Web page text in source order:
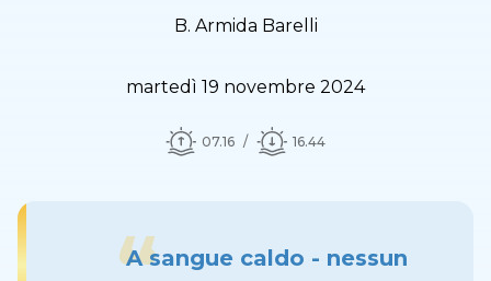
B. Armida Barelli
martedì 19 novembre 2024
07.16 16.44
A sangue caldo - nessun